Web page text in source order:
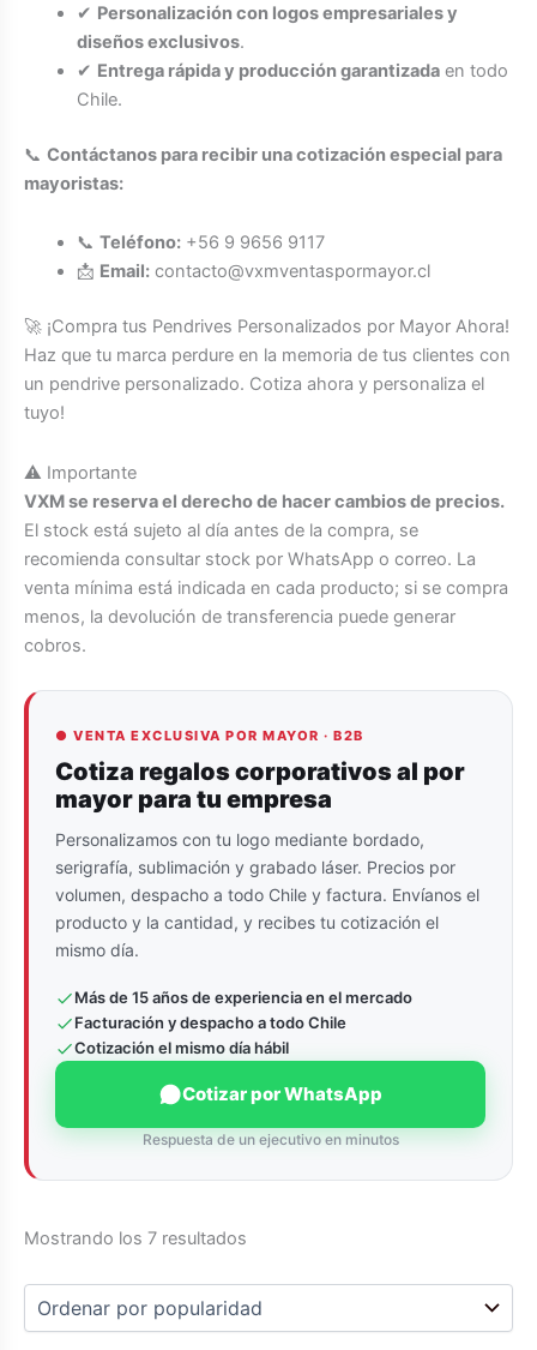
✔ Personalización con logos empresariales y
diseños exclusivos.
✔ Entrega rápida y producción garantizadaen todo
Chile.
📞 Contáctanos para recibir una cotización especial para
mayoristas:
📞 Teléfono:+56 9 9656 9117
📩 Email:contacto@vxmventaspormayor.cl
🚀 ¡Compra tus Pendrives Personalizados por Mayor Ahora!
Haz que tu marca perdure en la memoria de tus clientes con
un pendrive personalizado. Cotiza ahora y personaliza el
tuyo!
⚠️ Importante
VXM se reserva el derecho de hacer cambios de precios.
El stock está sujeto al día antes de la compra, se
recomienda consultar stock por WhatsApp o correo. La
venta mínima está indicada en cada producto; si se compra
menos, la devolución de transferencia puede generar
cobros.
● VENTA EXCLUSIVA POR MAYOR · B2B
Cotiza regalos corporativos al por
mayor para tu empresa
Personalizamos con tu logo mediante bordado,
serigrafía, sublimación y grabado láser. Precios por
volumen, despacho a todo Chile y factura. Envíanos el
producto y la cantidad, y recibes tu cotización el
mismo día.
Más de 15 años de experiencia en el mercado
Facturación y despacho a todo Chile
Cotización el mismo día hábil
Cotizar por WhatsApp
Respuesta de un ejecutivo en minutos
Mostrando los 7 resultados